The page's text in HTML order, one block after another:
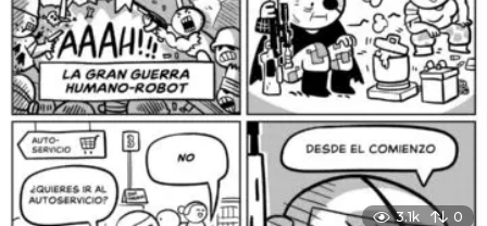
3.1k 0